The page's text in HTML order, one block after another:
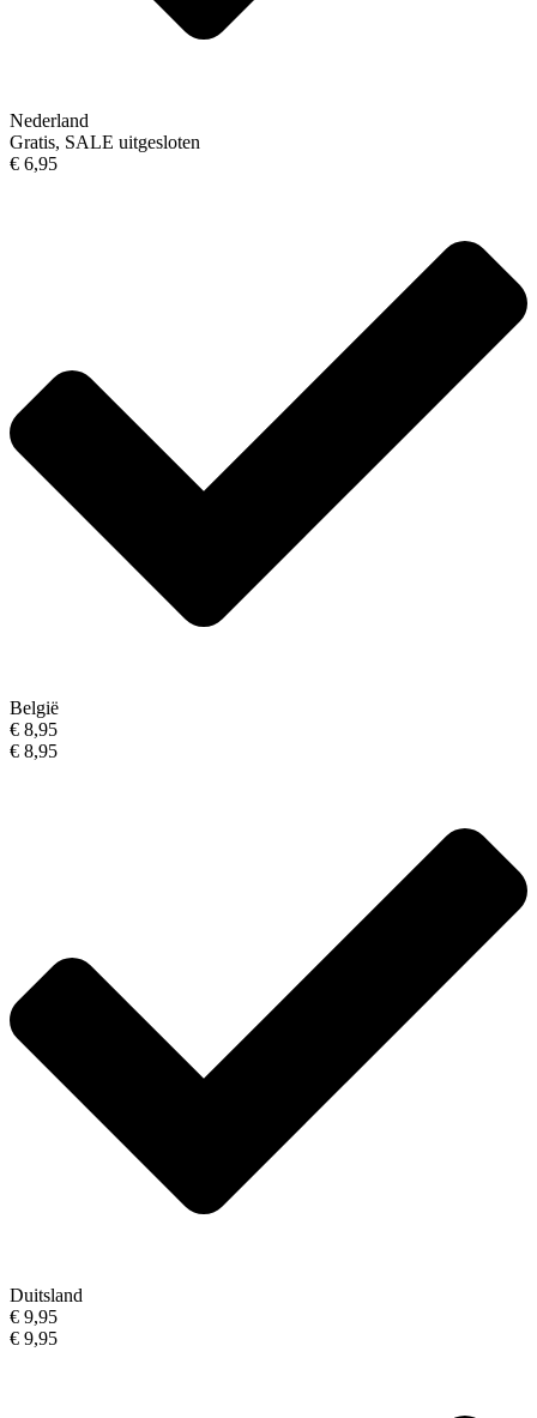
Nederland
Gratis, SALE uitgesloten
€ 6,95
België
€ 8,95
€ 8,95
Duitsland
€ 9,95
€ 9,95